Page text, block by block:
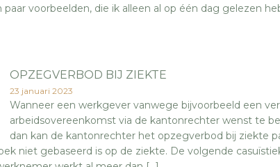
paar voorbeelden, die ik alleen al op één dag gelezen
OPZEGVERBOD BIJ ZIEKTE
23 januari 2023
Wanneer een werkgever vanwege bijvoorbeeld een
arbeidsovereenkomst via de kantonrechter wenst te
dan kan de kantonrechter het opzegverbod bij ziekte
niet gebaseerd is op de ziekte. De volgende